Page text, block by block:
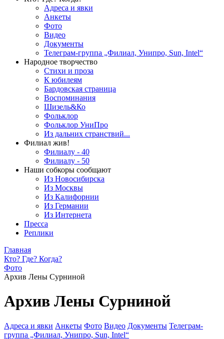
Адреса и явки
Анкеты
Фото
Видео
Документы
Телеграм-группа „Филиал, Унипро, Sun, Intel“
Народное творчество
Стихи и проза
К юбилеям
Бардовская страница
Воспоминания
Шизель&Ко
Фольклор
Фольклор УниПро
Из дальних странствий...
Филиал жив!
Филиалу - 40
Филиалу - 50
Наши собкоры сообщают
Из Новосибирска
Из Москвы
Из Калифорнии
Из Германии
Из Интернета
Пресса
Реплики
Главная
Кто? Где? Когда?
Фото
Архив Лены Сурниной
Архив Лены Сурниной
Адреса и явки Анкеты Фото Видео Документы Телеграм-
группа „Филиал, Унипро, Sun, Intel“